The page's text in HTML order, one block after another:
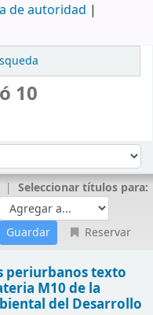
de autoridad
10
Seleccionar títulos para:
Reservar
periurbanostexto
M10 de la
del Desarrollo